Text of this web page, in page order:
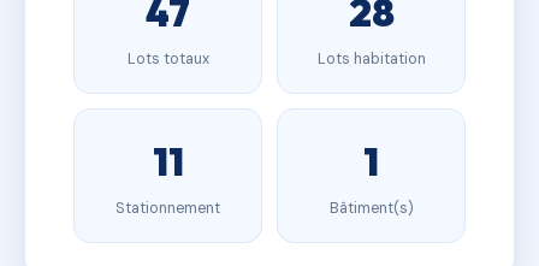
47
Lots totaux
28
Lots habitation
11
Stationnement
1
Bâtiment(s)